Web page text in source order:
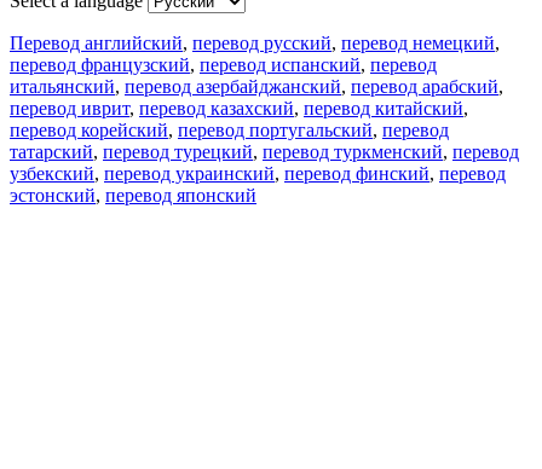
Перевод английский, перевод русский, перевод немецкий,
перевод французский, перевод испанский, перевод
итальянский, перевод азербайджанский, перевод арабский,
перевод иврит, перевод казахский, перевод китайский,
перевод корейский, перевод португальский, перевод
татарский, перевод турецкий, перевод туркменский, перевод
узбекский, перевод украинский, перевод финский, перевод
эстонский, перевод японский